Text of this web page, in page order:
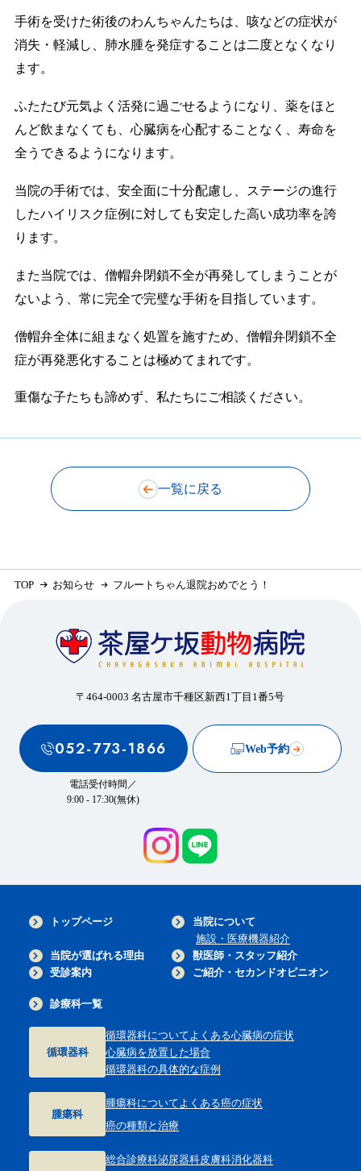
手術を受けた術後のわんちゃんたちは、咳などの症状が
消失・軽減し、肺水腫を発症することは二度となくなり
ます。
ふたたび元気よく活発に過ごせるようになり、薬をほと
んど飲まなくても、心臓病を心配することなく、寿命を
全うできるようになります。
当院の手術では、安全面に十分配慮し、ステージの進行
したハイリスク症例に対しても安定した高い成功率を誇
ります。
また当院では、僧帽弁閉鎖不全が再発してしまうことが
ないよう、常に完全で完璧な手術を目指しています。
僧帽弁全体に組まなく処置を施すため、僧帽弁閉鎖不全
症が再発悪化することは極めてまれです。
重傷な子たちも諦めず、私たちにご相談ください。
一覧に戻る
TOP お知らせ フルートちゃん退院おめでとう！
〒464-0003 名古屋市千種区新西1丁目1番5号
052-773-1866
電話受付時間／
9:00 - 17:30(無休)
Web予約
トップページ
当院について
施設・医療機器紹介
当院が選ばれる理由
獣医師・スタッフ紹介
受診案内
ご紹介・セカンドオピニオン
診療科一覧
循環器科
循環器科についてよくある心臓病の症状
心臓病を放置した場合
循環器科の具体的な症例
腫瘍科
腫瘍科についてよくある癌の症状
癌の種類と治療
総合診療科泌尿器科皮膚科消化器科